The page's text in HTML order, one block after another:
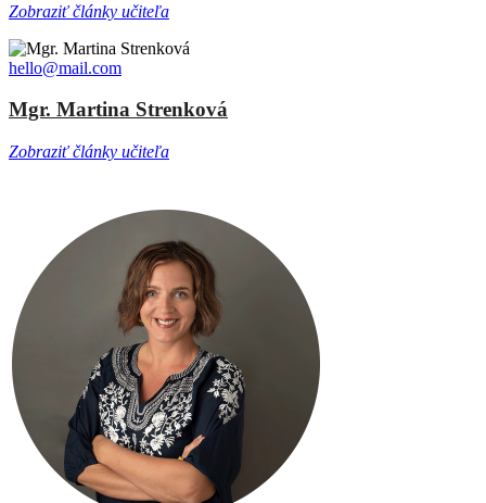
Zobraziť články učiteľa
hello@mail.com
Mgr. Martina Strenková
Zobraziť články učiteľa